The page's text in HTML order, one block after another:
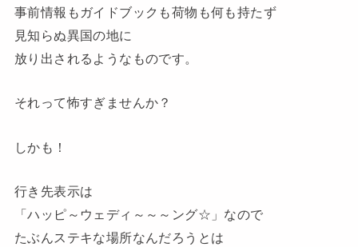
事前情報もガイドブックも荷物も何も持たず
見知らぬ異国の地に
放り出されるようなものです。
それって怖すぎませんか？
しかも ！
行き先表示は
「ハッピ～ウェディ～～～ング☆」なので
たぶんステキな場所なんだろうとは